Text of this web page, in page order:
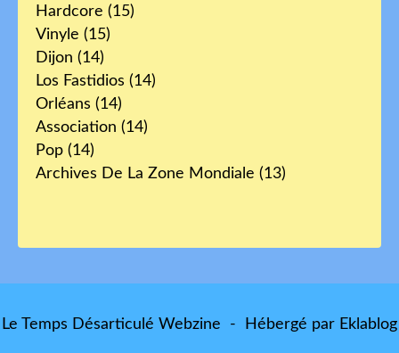
Hardcore (15)
Vinyle (15)
Dijon (14)
Los Fastidios (14)
Orléans (14)
Association (14)
Pop (14)
Archives De La Zone Mondiale (13)
Le Temps Désarticulé Webzine - Hébergé par Eklablog